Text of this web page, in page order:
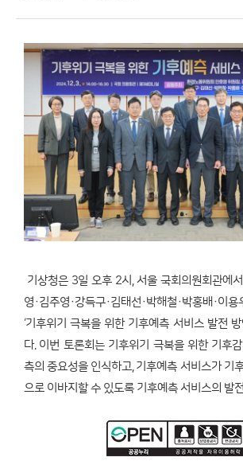
기상청은 3일 오후 2시, 서울 국회의원회관에
영·김주영·강득구·김태선·박해철·박홍배·이
‘기후위기 극복을 위한 기후예측 서비스 발전
다. 이번 토론회는 기후위기 극복을 위한 기후
측의 중요성을 인식하고, 기후예측 서비스가 기
으로 이바지할 수 있도록 기후예측 서비스의 발